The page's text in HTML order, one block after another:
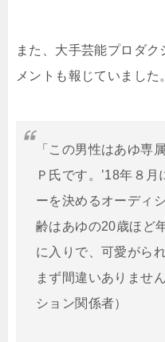
また、大手芸能プロダ
メントも報じていました
「この男性はあゆ専
Ｐ氏です。’18年８
ーを決めるオーディ
齢はあゆの20歳ほど
に入りで、可愛がら
まず間違いありませ
ション関係者）